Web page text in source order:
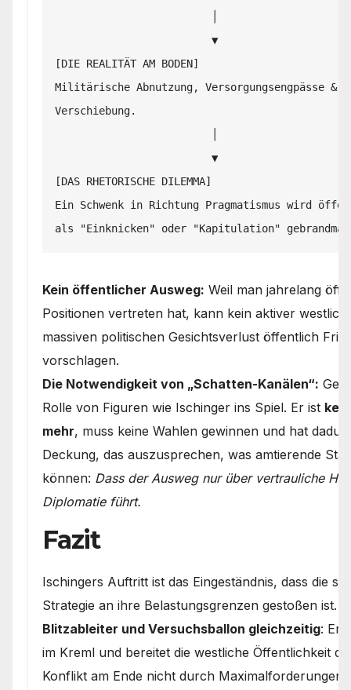
[DIE REALITÄT AM BODEN]
Militärische Abnutzung, Versorgungsengpässe &
Verschiebung.
[DAS RHETORISCHE DILEMMA]
Ein Schwenk in Richtung Pragmatismus wird
Kein öffentlicher Ausweg: Weil man jahrelang
Positionen vertreten hat, kann kein aktiver
massiven politischen Gesichtsverlust öffentlich
vorschlagen.
Die Notwendigkeit von „Schatten-Kanälen“:
Rolle von Figuren wie Ischinger ins Spiel. Er ist
mehr, muss keine Wahlen gewinnen und hat
Deckung, das auszusprechen, was amtierende
können: Dass der Ausweg nur über vertrauliche
Diplomatie führt.
Fazit
Ischingers Auftritt ist das Eingeständnis, dass die
Strategie an ihre Belastungsgrenzen gestoßen ist.
Blitzableiter und Versuchsballon gleichzeitig: Er
im Kreml und bereitet die westliche Öffentlichkeit
Konflikt am Ende nicht durch Maximalforderungen